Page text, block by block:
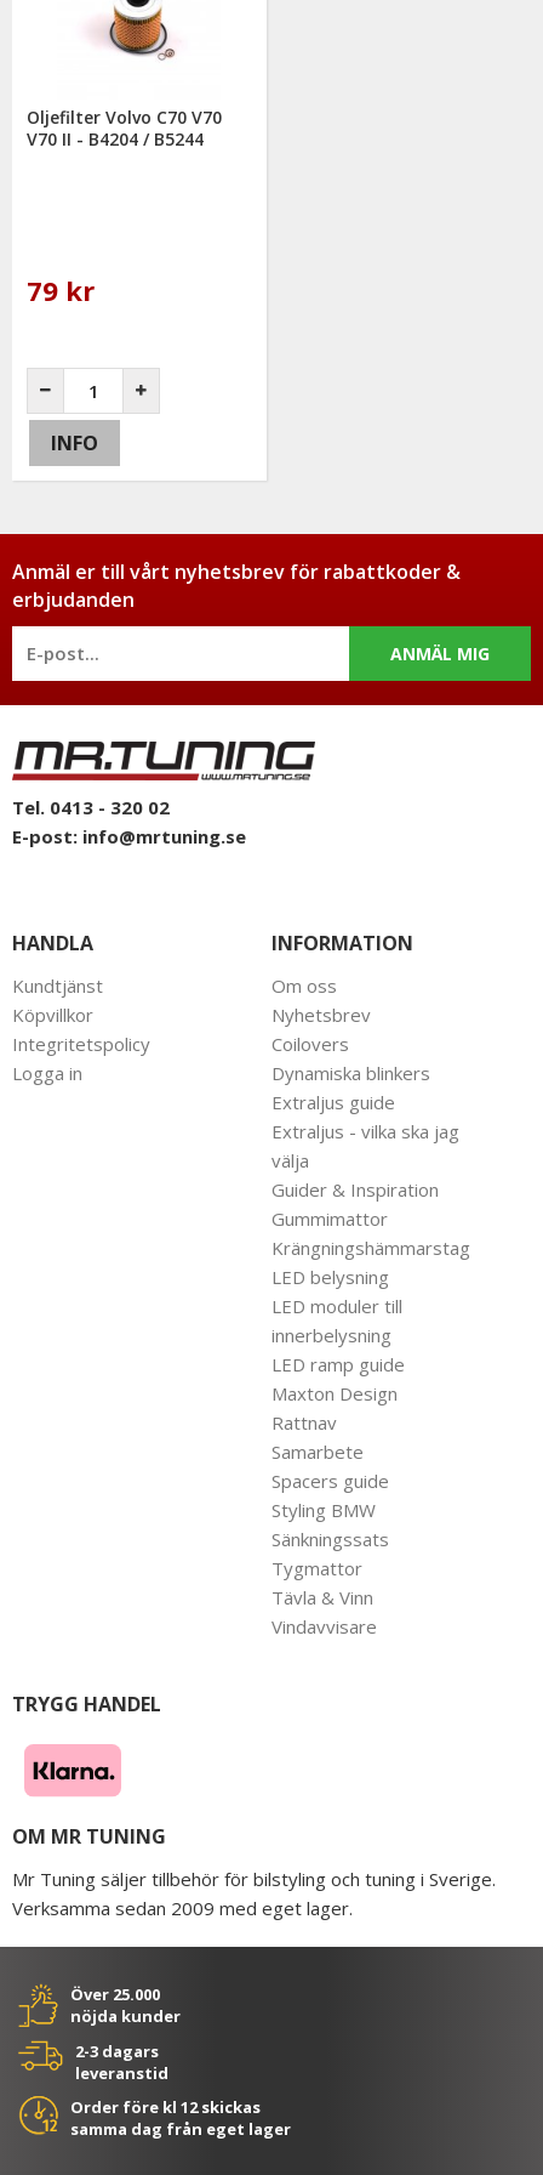
Oljefilter Volvo C70 V70
V70 II - B4204 / B5244
79 kr
INFO
Anmäl er till vårt nyhetsbrev för rabattkoder &
erbjudanden
ANMÄL MIG
Tel. 0413 - 320 02
E-post: info@mrtuning.se
HANDLA
Kundtjänst
Köpvillkor
Integritetspolicy
Logga in
INFORMATION
Om oss
Nyhetsbrev
Coilovers
Dynamiska blinkers
Extraljus guide
Extraljus - vilka ska jag
välja
Guider & Inspiration
Gummimattor
Krängningshämmarstag
LED belysning
LED moduler till
innerbelysning
LED ramp guide
Maxton Design
Rattnav
Samarbete
Spacers guide
Styling BMW
Sänkningssats
Tygmattor
Tävla & Vinn
Vindavvisare
TRYGG HANDEL
OM MR TUNING
Mr Tuning säljer tillbehör för bilstyling och tuning i Sverige.
Verksamma sedan 2009 med eget lager.
Över 25.000
nöjda kunder
2-3 dagars
leveranstid
Order före kl 12 skickas
samma dag från eget lager